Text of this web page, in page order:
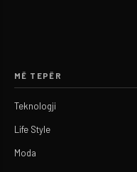
MË TEPËR
Teknologji
Life Style
Moda